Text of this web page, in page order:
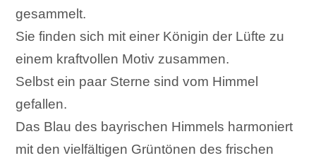
gesammelt.
Sie finden sich mit einer Königin der Lüfte zu
einem kraftvollen Motiv zusammen.
Selbst ein paar Sterne sind vom Himmel
gefallen.
Das Blau des bayrischen Himmels harmoniert
mit den vielfältigen Grüntönen des frischen